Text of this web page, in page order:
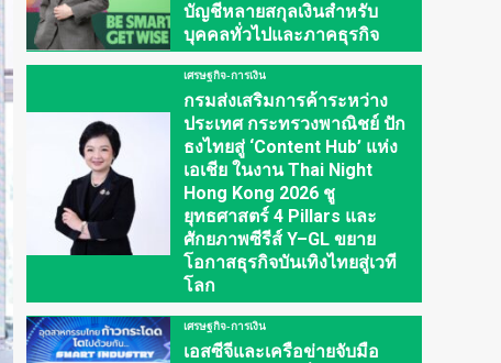
บัญชีหลายสกุลเงินสำหรับ
บุคคลทั่วไปและภาคธุรกิจ
เศรษฐกิจ-การเงิน
กรมส่งเสริมการค้าระหว่าง
ประเทศ กระทรวงพาณิชย์ ปัก
ธงไทยสู่ ‘Content Hub’ แห่ง
เอเชีย ในงาน Thai Night
Hong Kong 2026 ชู
ยุทธศาสตร์ 4 Pillars และ
ศักยภาพซีรีส์ Y–GL ขยาย
โอกาสธุรกิจบันเทิงไทยสู่เวที
โลก
เศรษฐกิจ-การเงิน
เอสซีจีและเครือข่ายจับมือ